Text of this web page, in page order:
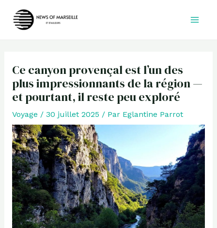
Ce canyon provençal est l’un des
plus impressionnants de la région —
et pourtant, il reste peu exploré
Voyage / 30 juillet 2025 / Par Eglantine Parrot